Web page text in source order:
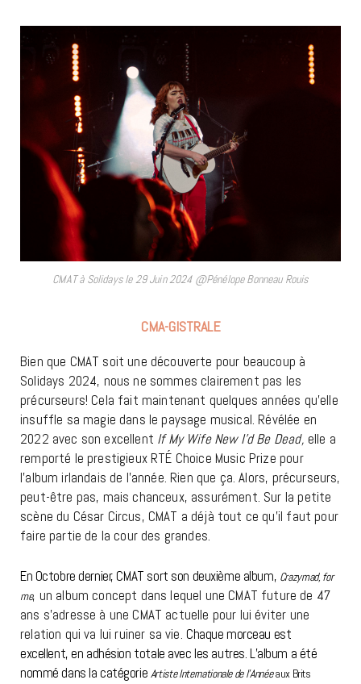
CMAT à Solidays le 29 Juin 2024 @Pénélope Bonneau Rouis
CMA-GISTRALE
Bien que CMAT soit une découverte pour beaucoup à
Solidays 2024, nous ne sommes clairement pas les
précurseurs! Cela fait maintenant quelques années qu’elle
insuffle sa magie dans le paysage musical. Révélée en
2022 avec son excellent If My Wife New I’d Be Dead, elle a
remporté le prestigieux RTÉ Choice Music Prize pour
l’album irlandais de l’année. Rien que ça. Alors, précurseurs,
peut-être pas, mais chanceux, assurément. Sur la petite
scène du César Circus, CMAT a déjà tout ce qu’il faut pour
faire partie de la cour des grandes.
En Octobre dernier, CMAT sort son deuxième album, Crazymad, for
me, un album concept dans lequel une CMAT future de 47
ans s’adresse à une CMAT actuelle pour lui éviter une
relation qui va lui ruiner sa vie. Chaque morceau est
excellent, en adhésion totale avec les autres. L’album a été
nommé dans la catégorie Artiste Internationale de l’Annéeaux Brits